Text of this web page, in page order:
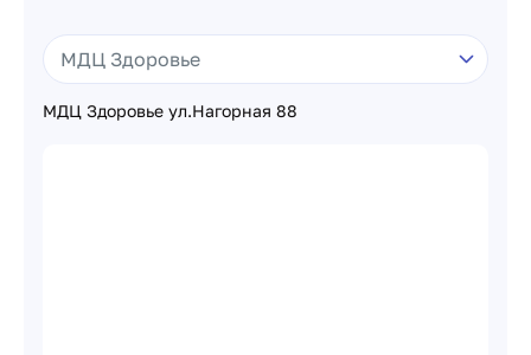
МДЦ Здоровье ул.Нагорная 88